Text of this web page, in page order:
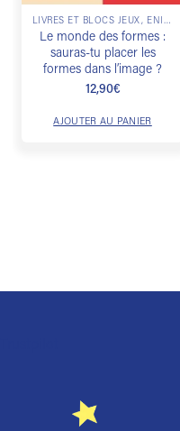
LIVRES ET BLOCS JEUX, ÉNIGMES & ESCAPE GAME
Le monde des formes :
sauras-tu placer les
formes dans l’image ?
12,90€
AJOUTER AU PANIER